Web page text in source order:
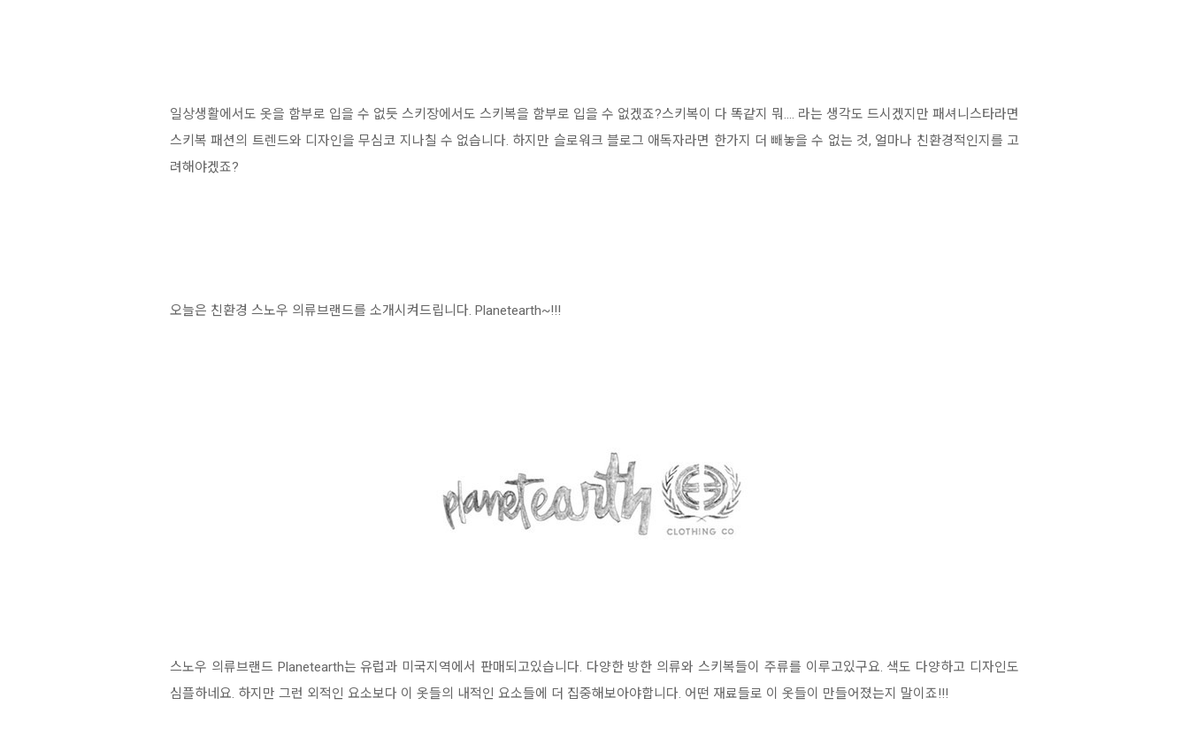
일상생활에서도 옷을 함부로 입을 수 없듯 스키장에서도 스키복을 함부로 입을 수 없겠죠?스키복이 다 똑같지 뭐.... 라는 생각도 드시겠지만 패셔니스타라면
스키복 패션의 트렌드와 디자인을 무심코 지나칠 수 없습니다. 하지만 슬로워크 블로그 애독자라면 한가지 더 빼놓을 수 없는 것, 얼마나 친환경적인지를 고
려해야겠죠?
오늘은 친환경 스노우 의류브랜드를 소개시켜드립니다. Planetearth~!!!
스노우 의류브랜드 Planetearth는 유럽과 미국지역에서 판매되고있습니다. 다양한 방한 의류와 스키복들이 주류를 이루고있구요. 색도 다양하고 디자인도
심플하네요. 하지만 그런 외적인 요소보다 이 옷들의 내적인 요소들에 더 집중해보아야합니다. 어떤 재료들로 이 옷들이 만들어졌는지 말이죠!!!